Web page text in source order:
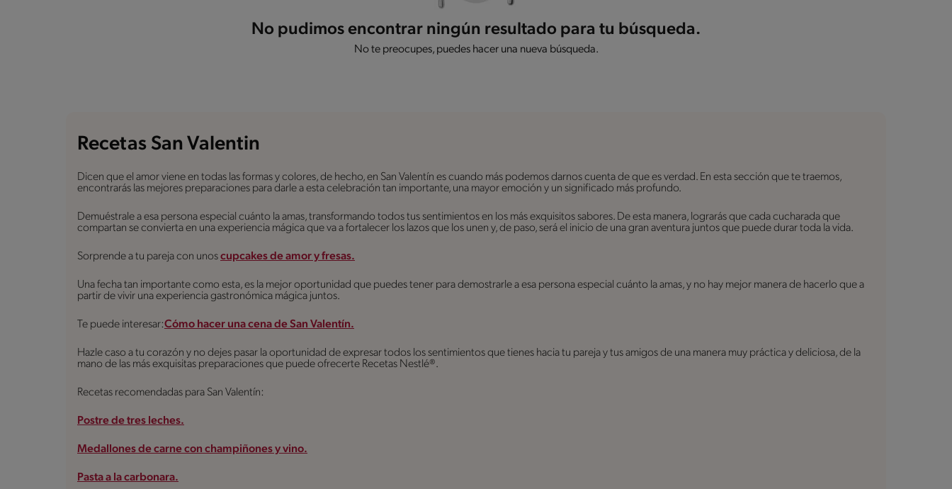
No pudimos encontrar ningún resultado para tu búsqueda.
No te preocupes, puedes hacer una nueva búsqueda.
Recetas San Valentin
Dicen que el amor viene en todas las formas y colores, de hecho, en San Valentín es cuando más podemos darnos cuenta de que es verdad. En esta sección que te traemos,
encontrarás las mejores preparaciones para darle a esta celebración tan importante, una mayor emoción y un significado más profundo.
Demuéstrale a esa persona especial cuánto la amas, transformando todos tus sentimientos en los más exquisitos sabores. De esta manera, lograrás que cada cucharada que
compartan se convierta en una experiencia mágica que va a fortalecer los lazos que los unen y, de paso, será el inicio de una gran aventura juntos que puede durar toda la vida.
Sorprende a tu pareja con unoscupcakes de amor y fresas.
Una fecha tan importante como esta, es la mejor oportunidad que puedes tener para demostrarle a esa persona especial cuánto la amas, y no hay mejor manera de hacerlo que a
partir de vivir una experiencia gastronómica mágica juntos.
Te puede interesar:Cómo hacer una cena de San Valentín.
Hazle caso a tu corazón y no dejes pasar la oportunidad de expresar todos los sentimientos que tienes hacia tu pareja y tus amigos de una manera muy práctica y deliciosa, de la
mano de las más exquisitas preparaciones que puede ofrecerte Recetas Nestlé®.
Recetas recomendadas para San Valentín:
Postre de tres leches.
Medallones de carne con champiñones y vino.
Pasta a la carbonara.